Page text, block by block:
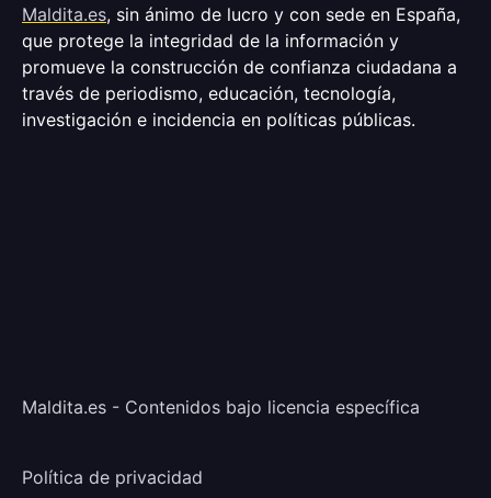
Maldita.es, sin ánimo de lucro y con sede en España,
que protege la integridad de la información y
promueve la construcción de confianza ciudadana a
través de periodismo, educación, tecnología,
investigación e incidencia en políticas públicas.
Maldita.es - Contenidos bajo licencia específica
Política de privacidad